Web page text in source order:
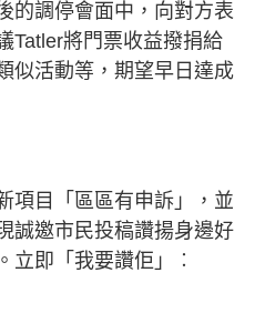
的調停會面中，向對方表
Tatler將門票收益撥捐給
似活動等，期望早日達成
項目「區區有申訴」，並
誠邀市民投稿讚揚身邊好
立即「我要讚佢」︰